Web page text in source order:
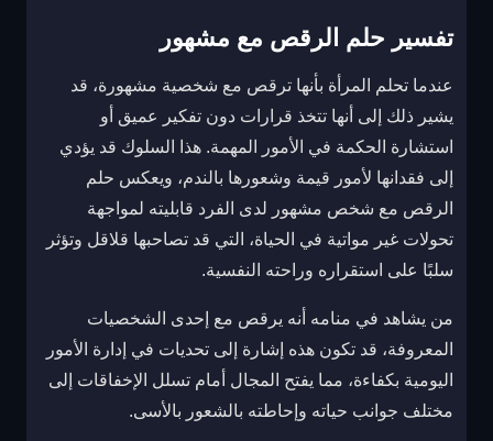
تفسير حلم الرقص مع مشهور
عندما تحلم المرأة بأنها ترقص مع شخصية مشهورة، قد
يشير ذلك إلى أنها تتخذ قرارات دون تفكير عميق أو
استشارة الحكمة في الأمور المهمة. هذا السلوك قد يؤدي
إلى فقدانها لأمور قيمة وشعورها بالندم، ويعكس حلم
الرقص مع شخص مشهور لدى الفرد قابليته لمواجهة
تحولات غير مواتية في الحياة، التي قد تصاحبها قلاقل وتؤثر
سلبًا على استقراره وراحته النفسية.
من يشاهد في منامه أنه يرقص مع إحدى الشخصيات
المعروفة، قد تكون هذه إشارة إلى تحديات في إدارة الأمور
اليومية بكفاءة، مما يفتح المجال أمام تسلل الإخفاقات إلى
مختلف جوانب حياته وإحاطته بالشعور بالأسى.